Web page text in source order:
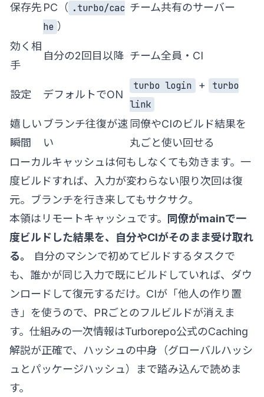
保存先 PC（ .turbo/cac
he ）
チーム共有のサーバー
効く相
手
自分の2回目以降 チーム全員・CI
設定 デフォルトでON
turbo login +
turbo
link
嬉しい
瞬間
ブランチ往復が速
い
同僚やCIのビルド結果を
丸ごと使い回せる
ローカルキャッシュは何もしなくても効きます。一
度ビルドすれば、入力が変わらない限り次回は復
元。ブランチを行き来してもサクサク。
本領はリモートキャッシュです。
同僚がmainで一
度ビルドした結果を、自分やCIがそのまま受け取れ
る。
自分のマシンで初めてビルドするタスクで
も、誰かが同じ入力で既にビルドしていれば、ダウ
ンロードして復元するだけ。CIが「他人の作り置
き」を使うので、PRごとのフルビルドが消えま
す。仕組みの一次情報はTurborepo公式のCaching
解説が正確で、ハッシュの中身（グローバルハッシ
ュとパッケージハッシュ）まで踏み込んで読めま
す。